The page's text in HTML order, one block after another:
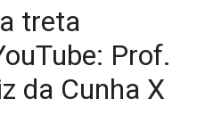
treta
Prof.
da Cunha X